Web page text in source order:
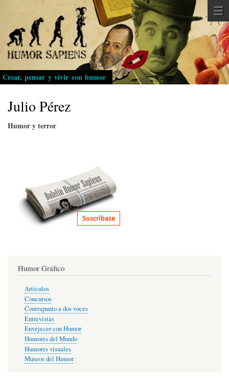
Pasar
al
contenido
principal
Crear, pensar y vivir con humor
Julio Pérez
Humor y terror
Humor Gráfico
Artículos
Concursos
Contrapunto a dos voces
Entrevistas
Envejecer con Humor
Humores del Mundo
Humores visuales
Museos del Humor